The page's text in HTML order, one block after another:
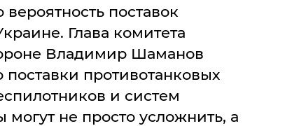
поставок
Глава комитета
Владимир Шаманов
поставки противотанковых
и систем
не просто усложнить, а